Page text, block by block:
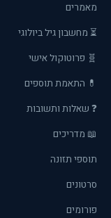
מאמרים
⏳ מחשבון גיל ביולוגי
🧬 פרוטוקול אישי
💊 התאמת תוספים
❓ שאלות ותשובות
📖 מדריכים
תוספי תזונה
סרטונים
פורומים